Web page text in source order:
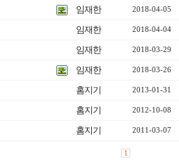
임재한 2018-04-05
임재한 2018-04-04
임재한 2018-03-29
임재한 2018-03-26
홈지기 2013-01-31
홈지기 2012-10-08
홈지기 2011-03-07
1